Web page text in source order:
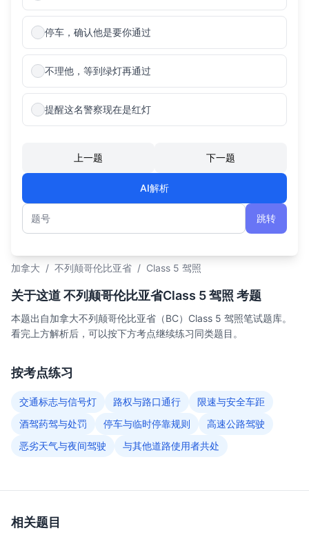
停车，确认他是要你通过
不理他，等到绿灯再通过
提醒这名警察现在是红灯
上一题 下一题
AI解析
题号
跳转
加拿大 / 不列颠哥伦比亚省 / Class 5 驾照
关于这道 不列颠哥伦比亚省Class 5 驾照 考题
本题出自加拿大不列颠哥伦比亚省（BC）Class 5 驾照笔试题库。
看完上方解析后，可以按下方考点继续练习同类题目。
按考点练习
交通标志与信号灯 路权与路口通行
限速与安全车距
酒驾药驾与处罚
停车与临时停靠规则
高速公路驾驶
恶劣天气与夜间驾驶
与其他道路使用者共处
相关题目